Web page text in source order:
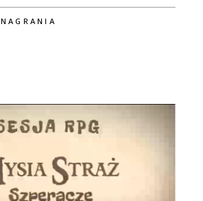
NAGRANIA